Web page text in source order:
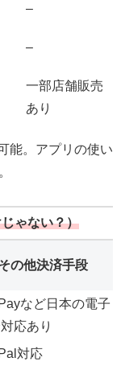
–
–
一部店舗販売
あり
能。アプリの使い
ゃない？）
の他決済手段
など日本の電子
応あり
対応